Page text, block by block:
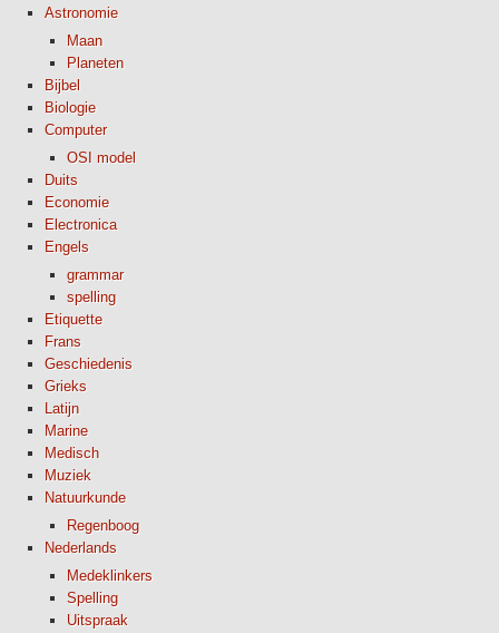
Astronomie
Maan
Planeten
Bijbel
Biologie
Computer
OSI model
Duits
Economie
Electronica
Engels
grammar
spelling
Etiquette
Frans
Geschiedenis
Grieks
Latijn
Marine
Medisch
Muziek
Natuurkunde
Regenboog
Nederlands
Medeklinkers
Spelling
Uitspraak